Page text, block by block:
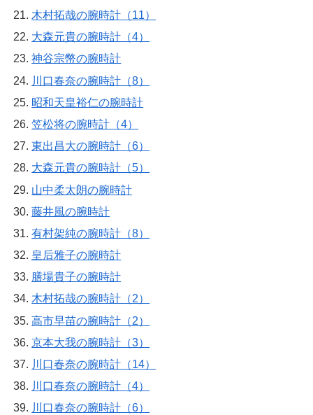
木村拓哉の腕時計（11）
大森元貴の腕時計（4）
神谷宗幣の腕時計
川口春奈の腕時計（8）
昭和天皇裕仁の腕時計
笠松将の腕時計（4）
東出昌大の腕時計（6）
大森元貴の腕時計（5）
山中柔太朗の腕時計
藤井風の腕時計
有村架純の腕時計（8）
皇后雅子の腕時計
膳場貴子の腕時計
木村拓哉の腕時計（2）
高市早苗の腕時計（2）
京本大我の腕時計（3）
川口春奈の腕時計（14）
川口春奈の腕時計（4）
川口春奈の腕時計（6）